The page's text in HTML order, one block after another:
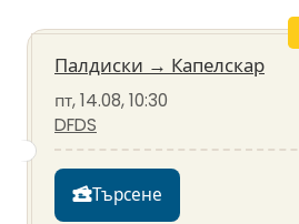
Палдиски → Капелскар
пт, 14.08, 10:30
DFDS
Търсене